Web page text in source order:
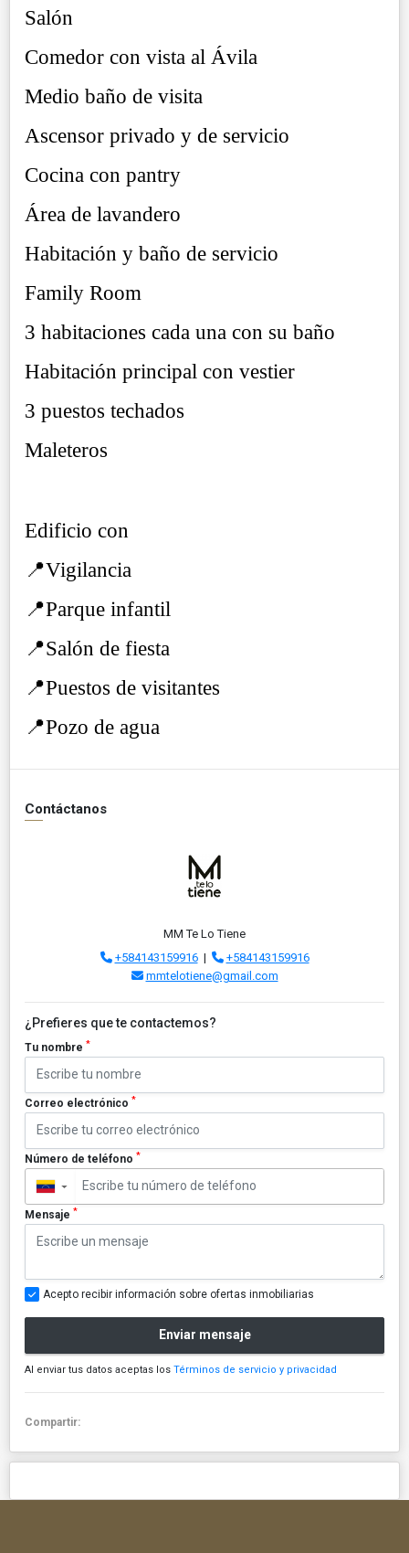
Salón
Comedor con vista al Ávila
Medio baño de visita
Ascensor privado y de servicio
Cocina con pantry
Área de lavandero
Habitación y baño de servicio
Family Room
3 habitaciones cada una con su baño
Habitación principal con vestier
3 puestos techados
Maleteros
Edificio con
📍Vigilancia
📍Parque infantil
📍Salón de fiesta
📍Puestos de visitantes
📍Pozo de agua
Contáctanos
MM Te Lo Tiene
+584143159916|
+584143159916
mmtelotiene@gmail.com
¿Prefieres que te contactemos?
Tu nombre *
Correo electrónico *
Número de teléfono *
▼
Mensaje *
Acepto recibir información sobre ofertas inmobiliarias
Enviar mensaje
Al enviar tus datos aceptas los Términos de servicio y privacidad
Compartir: